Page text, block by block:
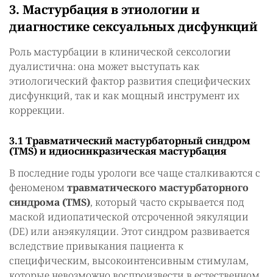
3. Мастурбация в этиологии и
диагностике сексуальных дисфункций
Роль мастурбации в клинической сексологии
дуалистична: она может выступать как
этиологический фактор развития специфических
дисфункций, так и как мощный инструмент их
коррекции.
3.1 Травматический мастурбаторный синдром
(TMS) и идиосинкразическая мастурбация
В последние годы урологи все чаще сталкиваются с
феноменом травматического мастурбаторного
синдрома (TMS), который часто скрывается под
маской идиопатической отсроченной эякуляции
(DE) или анэякуляции. Этот синдром развивается
вследствие привыкания пациента к
специфическим, высокоинтенсивным стимулам,